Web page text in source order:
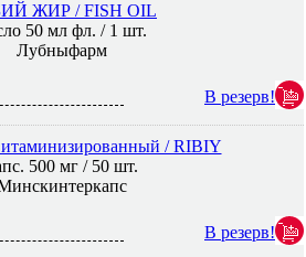
ЖИР / FISH OIL
50 мл фл. / 1 шт.
Лубныфарм
В резерв!
/ RIBIY
500 мг / 50 шт.
В резерв!